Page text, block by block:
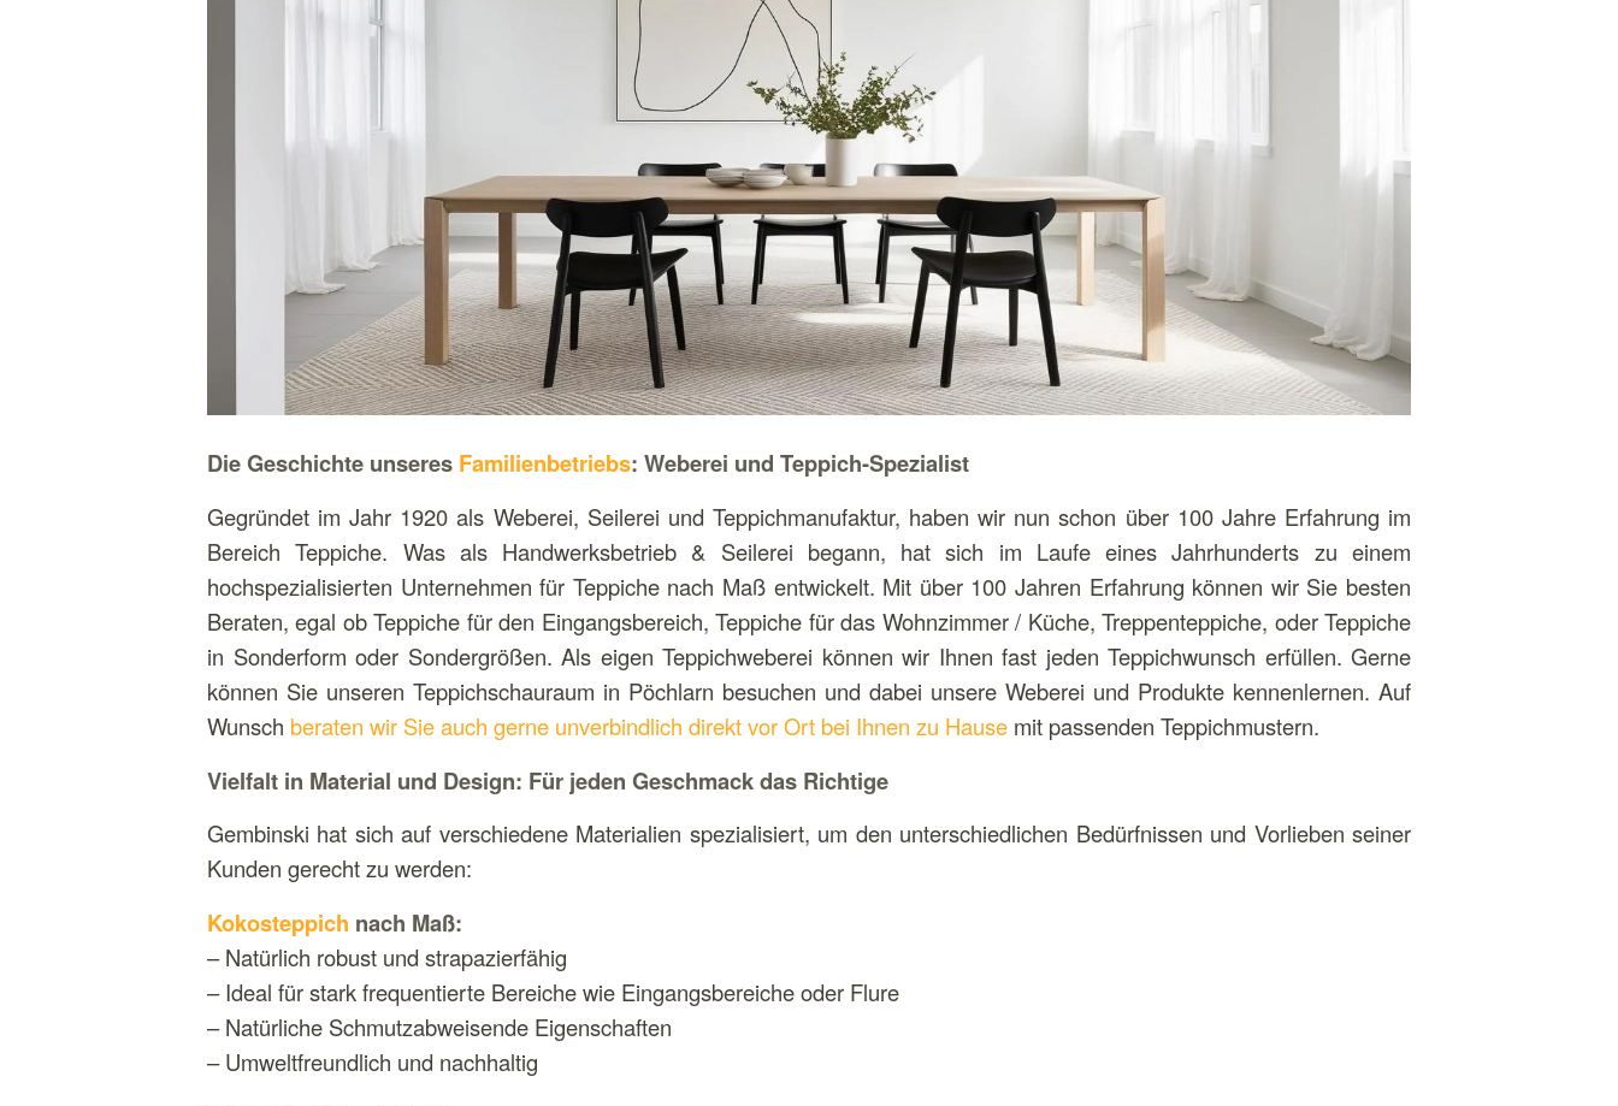
Die Geschichte unseres Familienbetriebs: Weberei und Teppich-Spezialist
Gegründet im Jahr 1920 als Weberei, Seilerei und Teppichmanufaktur, haben wir nun schon über 100 Jahre Erfahrung im
Bereich Teppiche. Was als Handwerksbetrieb & Seilerei begann, hat sich im Laufe eines Jahrhunderts zu einem
hochspezialisierten Unternehmen für Teppiche nach Maß entwickelt. Mit über 100 Jahren Erfahrung können wir Sie besten
Beraten, egal ob Teppiche für den Eingangsbereich, Teppiche für das Wohnzimmer / Küche, Treppenteppiche, oder Teppiche
in Sonderform oder Sondergrößen. Als eigen Teppichweberei können wir Ihnen fast jeden Teppichwunsch erfüllen. Gerne
können Sie unseren Teppichschauraum in Pöchlarn besuchen und dabei unsere Weberei und Produkte kennenlernen. Auf
Wunsch beraten wir Sie auch gerne unverbindlich direkt vor Ort bei Ihnen zu Hause mit passenden Teppichmustern.
Vielfalt in Material und Design: Für jeden Geschmack das Richtige
Gembinski hat sich auf verschiedene Materialien spezialisiert, um den unterschiedlichen Bedürfnissen und Vorlieben seiner
Kunden gerecht zu werden:
Kokosteppich nach Maß:
– Natürlich robust und strapazierfähig
– Ideal für stark frequentierte Bereiche wie Eingangsbereiche oder Flure
– Natürliche Schmutzabweisende Eigenschaften
– Umweltfreundlich und nachhaltig